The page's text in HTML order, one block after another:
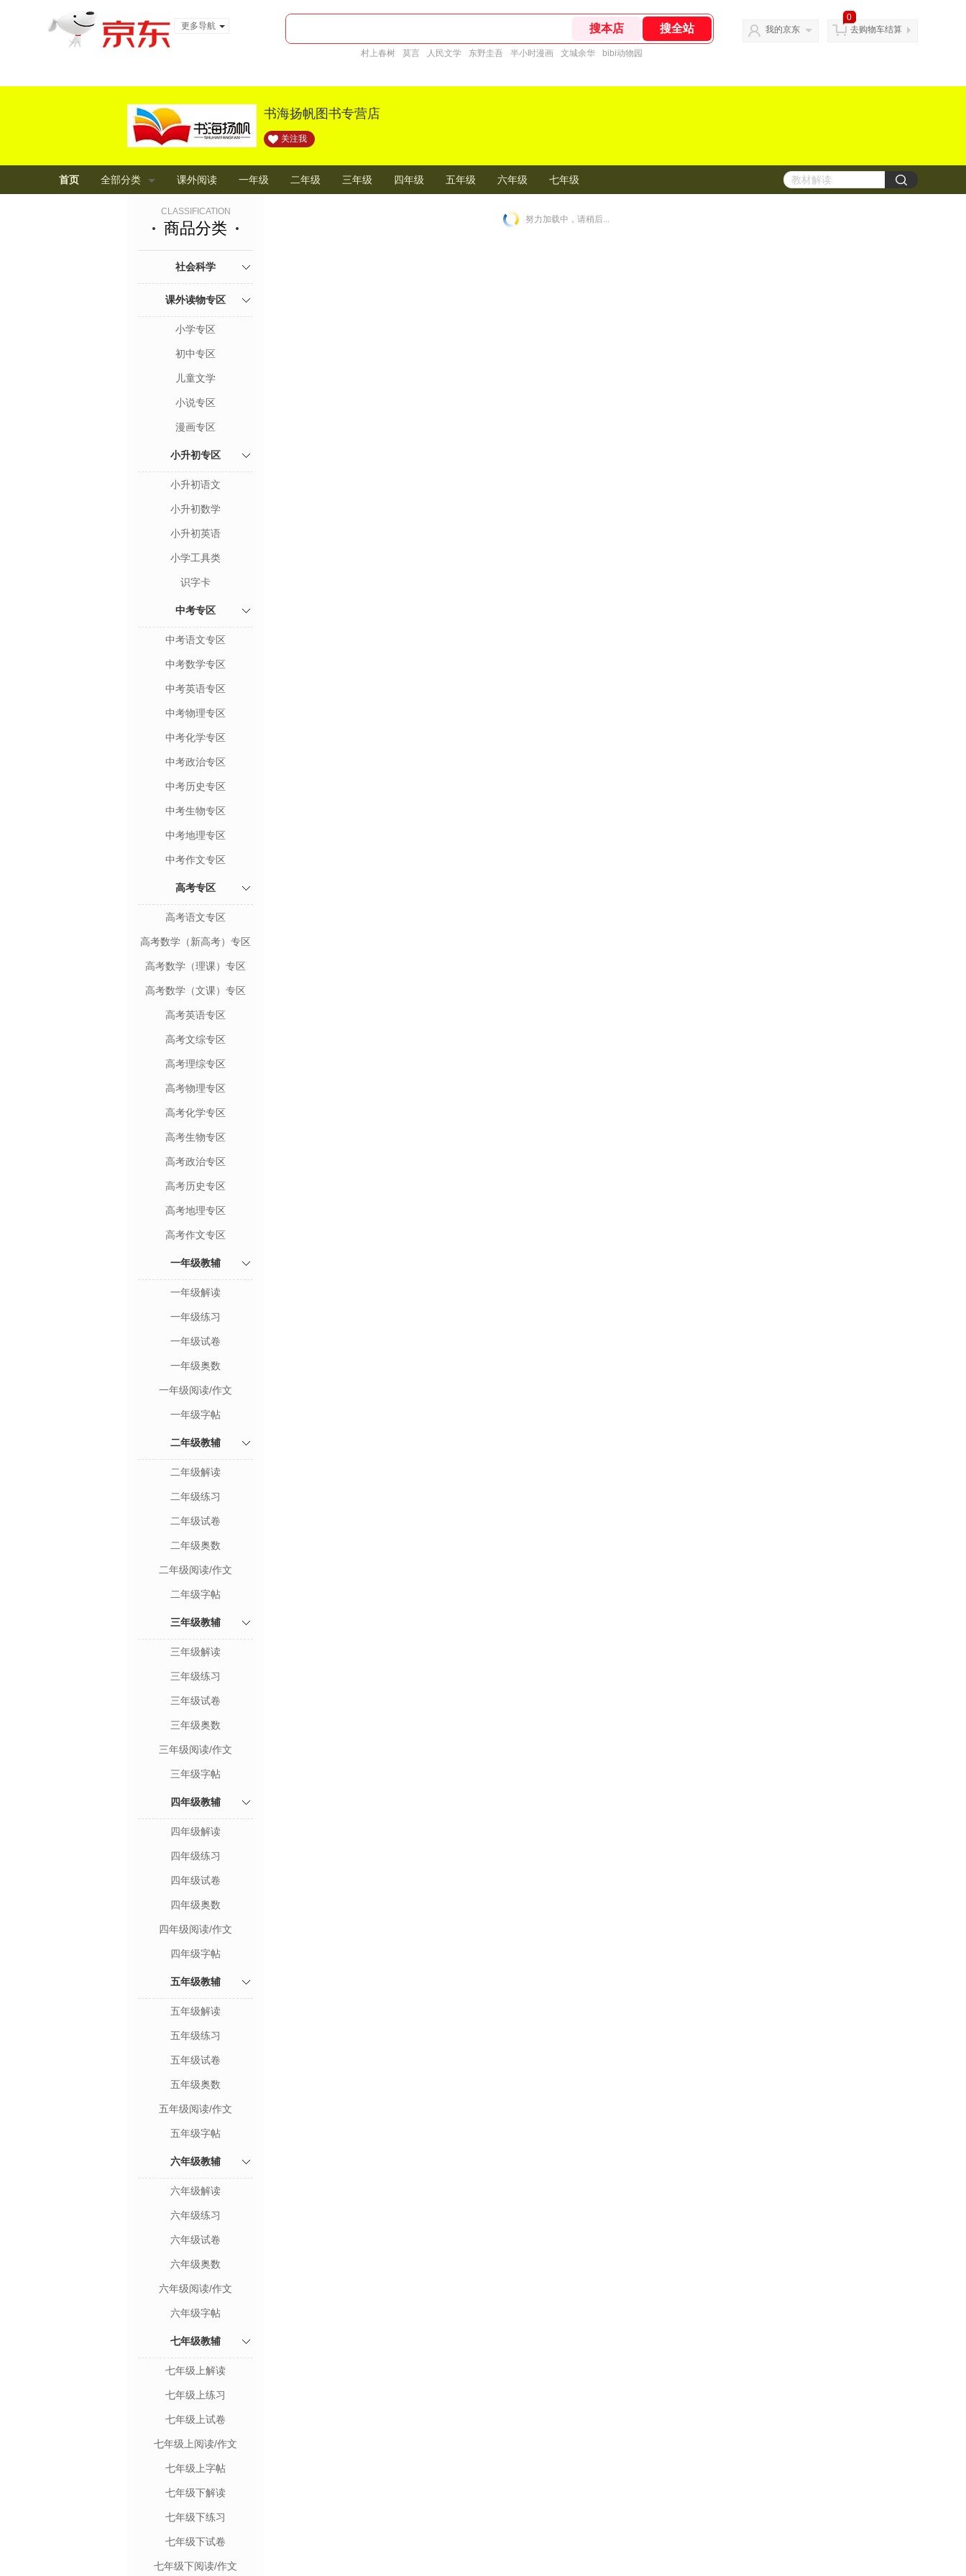
更多导航
村上春树 莫言 人民文学 东野圭吾 半小时漫画 文城余华 bibi动物园
我的京东
0
去购物车结算
书海扬帆图书专营店
关注我
首页 全部分类 课外阅读 一年级 二年级 三年级 四年级 五年级 六年级 七年级
CLASSIFICATION
商品分类
社会科学
课外读物专区
小学专区
初中专区
儿童文学
小说专区
漫画专区
小升初专区
小升初语文
小升初数学
小升初英语
小学工具类
识字卡
中考专区
中考语文专区
中考数学专区
中考英语专区
中考物理专区
中考化学专区
中考政治专区
中考历史专区
中考生物专区
中考地理专区
中考作文专区
高考专区
高考语文专区
高考数学（新高考）专区
高考数学（理课）专区
高考数学（文课）专区
高考英语专区
高考文综专区
高考理综专区
高考物理专区
高考化学专区
高考生物专区
高考政治专区
高考历史专区
高考地理专区
高考作文专区
一年级教辅
一年级解读
一年级练习
一年级试卷
一年级奥数
一年级阅读/作文
一年级字帖
二年级教辅
二年级解读
二年级练习
二年级试卷
二年级奥数
二年级阅读/作文
二年级字帖
三年级教辅
三年级解读
三年级练习
三年级试卷
三年级奥数
三年级阅读/作文
三年级字帖
四年级教辅
四年级解读
四年级练习
四年级试卷
四年级奥数
四年级阅读/作文
四年级字帖
五年级教辅
五年级解读
五年级练习
五年级试卷
五年级奥数
五年级阅读/作文
五年级字帖
六年级教辅
六年级解读
六年级练习
六年级试卷
六年级奥数
六年级阅读/作文
六年级字帖
七年级教辅
七年级上解读
七年级上练习
七年级上试卷
七年级上阅读/作文
七年级上字帖
七年级下解读
七年级下练习
七年级下试卷
七年级下阅读/作文
努力加载中，请稍后...